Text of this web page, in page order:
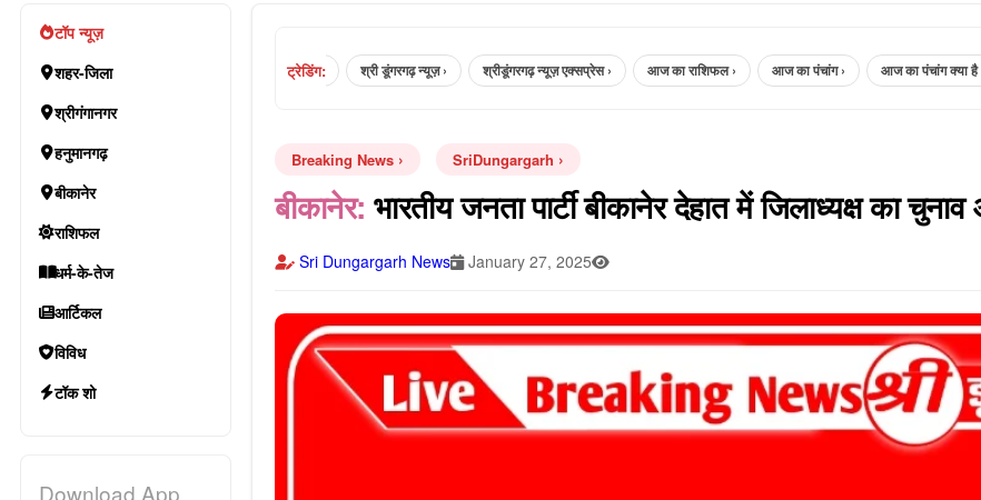
टॉप न्यूज़
शहर-जिला
श्रीगंगानगर
हनुमानगढ़
बीकानेर
राशिफल
धर्म-के-तेज
आर्टिकल
विविध
टॉक शो
Download App
ट्रेडिंग:
sri dungargarh news › श्रीडूंगरगढ़ न्यूज़ › श्री डूंगरगढ़ न्यूज़ › श्रीडूंगरगढ़ न्यूज़ एक्सप्रेस › आज का राशिफल › आज का पंचांग › आज का पंचांग क्या है ›
Breaking News SriDungargarh
बीकानेर: भारतीय जनता पार्टी बीकानेर देहात में जिलाध्यक्ष का
Sri Dungargarh News January 27, 2025